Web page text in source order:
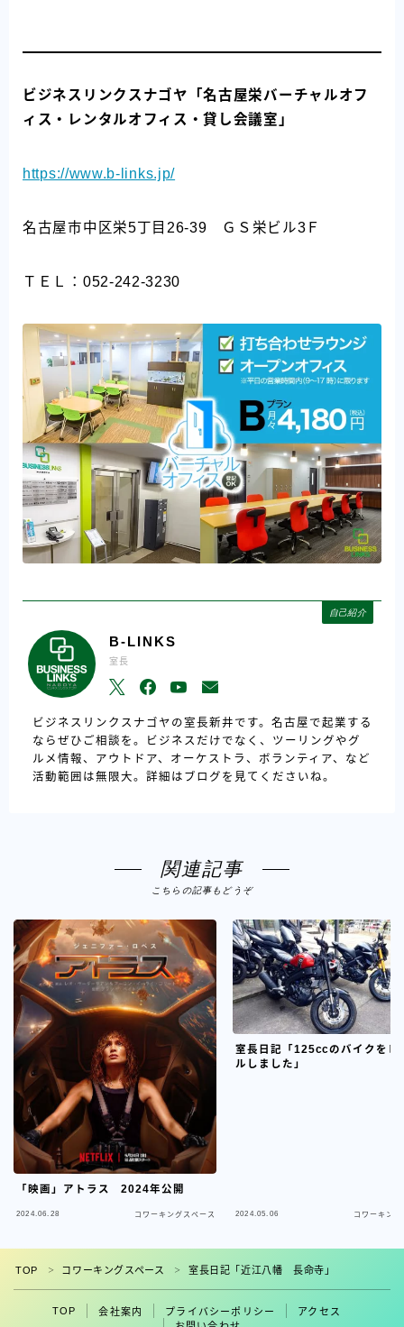
ビジネスリンクスナゴヤ「名古屋栄バーチャルオフ
ィス・レンタルオフィス・貸し会議室」
https://www.b-links.jp/
名古屋市中区栄5丁目26-39 ＧＳ栄ビル3Ｆ
ＴＥＬ：052-242-3230
自己紹介
B-LINKS
室長
ビジネスリンクスナゴヤの室長新井です。名古屋で起業する
ならぜひご相談を。ビジネスだけでなく、ツーリングやグ
ルメ情報、アウトドア、オーケストラ、ボランティア、など
活動範囲は無限大。詳細はブログを見てくださいね。
関連記事
こちらの記事もどうぞ
「映画」アトラス 2024年公開
2024.06.28 コワーキングスペース
室長日記「125ccのバイクをレ
ルしました」
2024.05.06 コワーキング
TOP ＞ コワーキングスペース ＞ 室長日記「近江八幡 長命寺」
TOP 会社案内 プライバシーポリシー
アクセス